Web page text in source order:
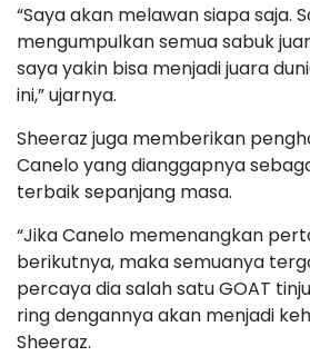
“Saya akan melawan siapa saja.
mengumpulkan semua sabuk
saya yakin bisa menjadi juara
ini,” ujarnya.
Sheeraz juga memberikan
Canelo yang dianggapnya
terbaik sepanjang masa.
“Jika Canelo memenangkan
berikutnya, maka semuanya
percaya dia salah satu GOAT
ring dengannya akan menjadi
Sheeraz.